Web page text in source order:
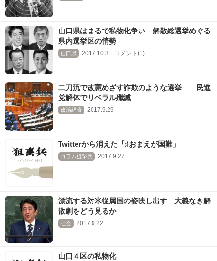
山口県はまるで私物化争い 解散総選挙めぐる
県内選挙区の情勢
山口県 2017.10.3 コメント(1)
二刀流で改憲めざす詐欺のような選挙 民進
党解体でリベラル殲滅
政治経済 2017.9.29
Twitterから消えた「♯おまえが国難」
コラム狙撃兵 2017.9.27
漂流する対米従属国の姿映し出す 大義なき解
散劇をどう見るか
社会 2017.9.22
山口４区の私物化